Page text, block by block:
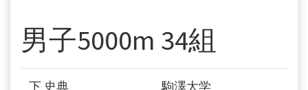
男子5000m 34組
下 史典 駒澤大学